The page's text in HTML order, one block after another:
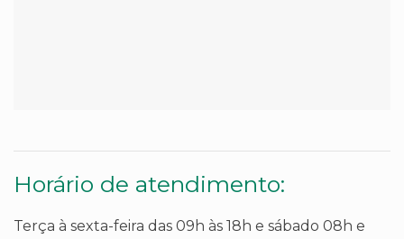
Horário de atendimento:
Terça à sexta-feira das 09h às 18h e sábado 08h e